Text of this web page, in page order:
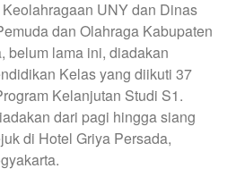
UNY dan Dinas
dan Olahraga Kabupaten
belum lama ini, diadakan
Kelas yang diikuti 37
Kelanjutan Studi S1.
dari pagi hingga siang
di Hotel Griya Persada,